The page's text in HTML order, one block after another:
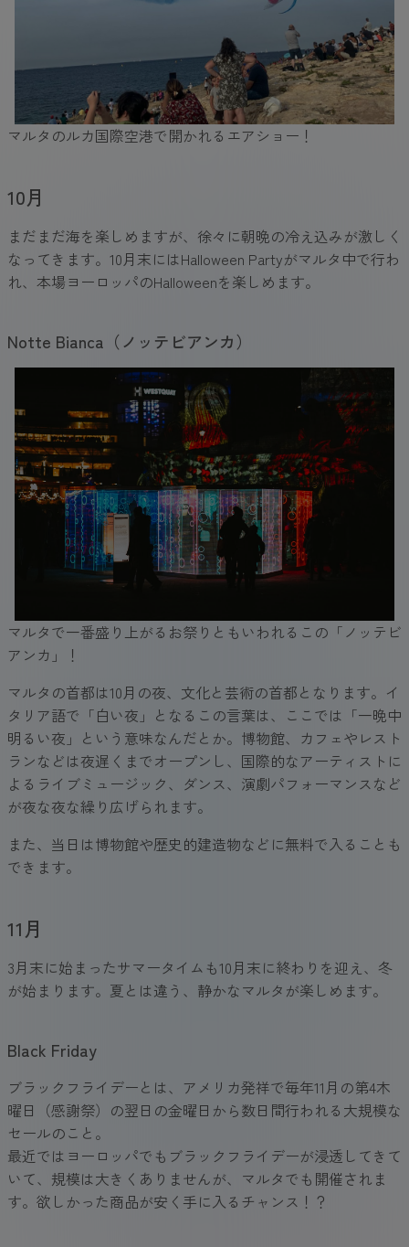
マルタのルカ国際空港で開かれるエアショー！
10月
まだまだ海を楽しめますが、徐々に朝晩の冷え込みが激しく
なってきます。10月末にはHalloween Partyがマルタ中で行わ
れ、本場ヨーロッパのHalloweenを楽しめます。
Notte Bianca（ノッテビアンカ）
マルタで一番盛り上がるお祭りともいわれるこの「ノッテビ
アンカ」！
マルタの首都は10月の夜、文化と芸術の首都となります。イ
タリア語で「白い夜」となるこの言葉は、ここでは「一晩中
明るい夜」という意味なんだとか。博物館、カフェやレスト
ランなどは夜遅くまでオープンし、国際的なアーティストに
よるライブミュージック、ダンス、演劇パフォーマンスなど
が夜な夜な繰り広げられます。
また、当日は博物館や歴史的建造物などに無料で入ることも
できます。
11月
3月末に始まったサマータイムも10月末に終わりを迎え、冬
が始まります。夏とは違う、静かなマルタが楽しめます。
Black Friday
ブラックフライデーとは、アメリカ発祥で毎年11月の第4木
曜日（感謝祭）の翌日の金曜日から数日間行われる大規模な
セールのこと。
最近ではヨーロッパでもブラックフライデーが浸透してきて
いて、規模は大きくありませんが、マルタでも開催されま
す。欲しかった商品が安く手に入るチャンス！？